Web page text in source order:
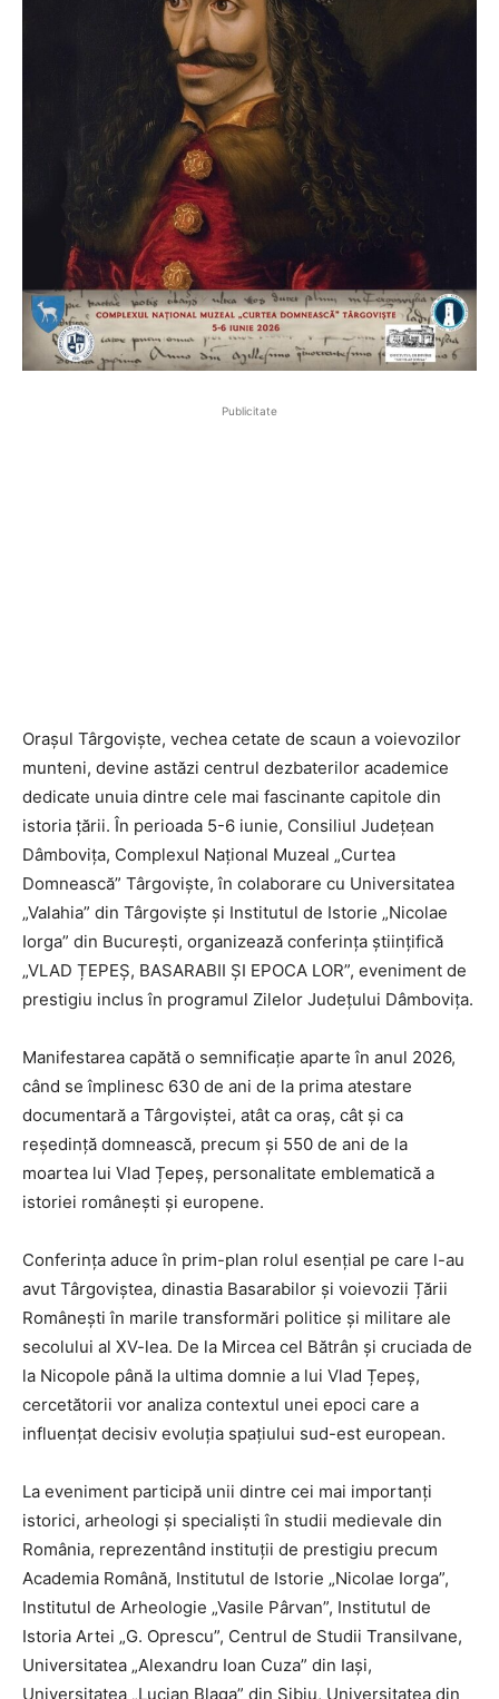
Publicitate
Orașul Târgoviște, vechea cetate de scaun a voievozilor
munteni, devine astăzi centrul dezbaterilor academice
dedicate unuia dintre cele mai fascinante capitole din
istoria țării. În perioada 5-6 iunie, Consiliul Județean
Dâmbovița, Complexul Național Muzeal „Curtea
Domnească” Târgoviște, în colaborare cu Universitatea
„Valahia” din Târgoviște și Institutul de Istorie „Nicolae
Iorga” din București, organizează conferința științifică
„VLAD ȚEPEȘ, BASARABII ȘI EPOCA LOR”, eveniment de
prestigiu inclus în programul Zilelor Județului Dâmbovița.
Manifestarea capătă o semnificație aparte în anul 2026,
când se împlinesc 630 de ani de la prima atestare
documentară a Târgoviștei, atât ca oraș, cât și ca
reședință domnească, precum și 550 de ani de la
moartea lui Vlad Țepeș, personalitate emblematică a
istoriei românești și europene.
Conferința aduce în prim-plan rolul esențial pe care l-au
avut Târgoviștea, dinastia Basarabilor și voievozii Țării
Românești în marile transformări politice și militare ale
secolului al XV-lea. De la Mircea cel Bătrân și cruciada de
la Nicopole până la ultima domnie a lui Vlad Țepeș,
cercetătorii vor analiza contextul unei epoci care a
influențat decisiv evoluția spațiului sud-est european.
La eveniment participă unii dintre cei mai importanți
istorici, arheologi și specialiști în studii medievale din
România, reprezentând instituții de prestigiu precum
Academia Română, Institutul de Istorie „Nicolae Iorga”,
Institutul de Arheologie „Vasile Pârvan”, Institutul de
Istoria Artei „G. Oprescu”, Centrul de Studii Transilvane,
Universitatea „Alexandru Ioan Cuza” din Iași,
Universitatea „Lucian Blaga” din Sibiu, Universitatea din